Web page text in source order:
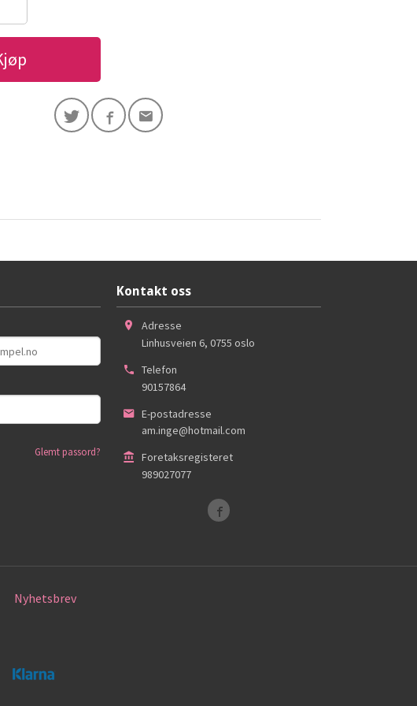
Glemt passord?
Kontakt oss
Adresse
Linhusveien 6, 0755 oslo
Telefon
90157864
E-postadresse
am.inge@hotmail.com
Foretaksregisteret
989027077
Nyhetsbrev